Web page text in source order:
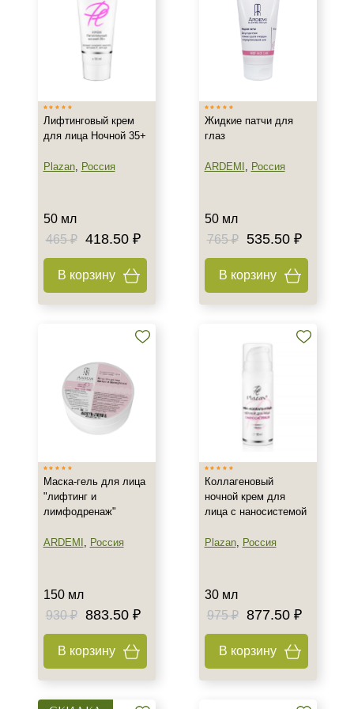
Назначение против
Возрастные изменения
Воспаление
Показать еще
Результат
Гладкость
Защита
Область применения
Декольте
Объём
5 шт
Ингредиенты
AHA-кислоты
DMAE
Показать еще
Лифтинговый крем
для лица Ночной 35+
Plazan, Россия
50 мл
465 ₽
418.50 ₽
В корзину
Жидкие патчи для
глаз
ARDEMI , Россия
50 мл
765 ₽
535.50 ₽
В корзину
Маска-гель для лица
"лифтинг и
лимфодренаж"
ARDEMI , Россия
150 мл
930 ₽
883.50 ₽
В корзину
Коллагеновый
ночной крем для
лица с наносистемой
Plazan, Россия
30 мл
975 ₽
877.50 ₽
В корзину